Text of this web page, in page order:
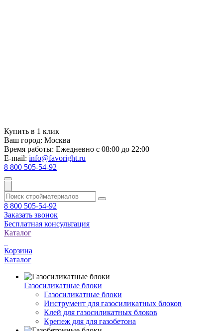
Купить в 1 клик
Ваш город: Москва
Время работы: Ежедневно с 08:00 до 22:00
E-mail: info@favoright.ru
8 800 505-54-92
8 800 505-54-92
Заказать звонок
Бесплатная консультация
Каталог
Корзина
Каталог
Газосиликатные блоки
Газосиликатные блоки
Инструмент для газосиликатных блоков
Клей для газосиликатных блоков
Крепеж для для газобетона